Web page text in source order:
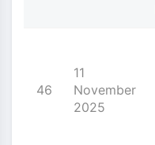
46
11
November
2025